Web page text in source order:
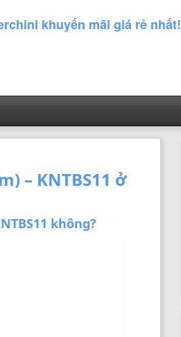
khuyến mãi giá rẻ nhất!
– KNTBS11 ở
không?